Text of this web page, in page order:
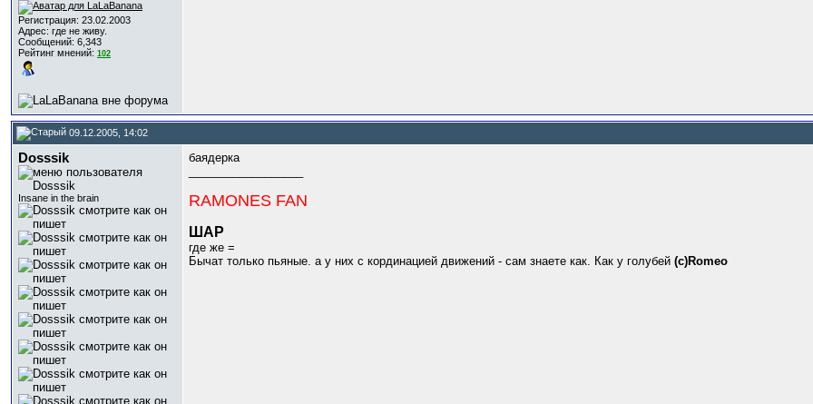
Регистрация: 23.02.2003
Адрес: где не живу.
Сообщений: 6,343
Рейтинг мнений: 102
09.12.2005, 14:02
Dosssik
Insane in the brain
баядерка
RAMONES FAN
ШАР
где же =
Бычат только пьяные. а у них с кординацией движений - сам знаете как. Как у голубей (c)Romeo